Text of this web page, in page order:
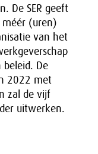
De SER geeft
(uren)
van het
beleid. De
2022 met
zal de vijf
uitwerken.